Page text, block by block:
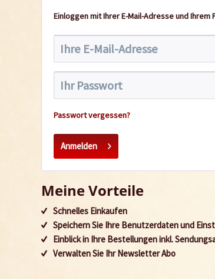
Einloggen mit Ihrer E-Mail-Adresse und Ihrem
Passwort vergessen?
Anmelden
Meine Vorteile
Schnelles Einkaufen
Speichern Sie Ihre Benutzerdaten und
Einblick in Ihre Bestellungen inkl.
Verwalten Sie Ihr Newsletter Abo